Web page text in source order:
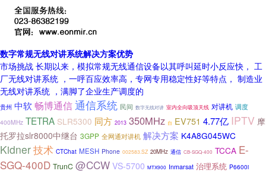
数字常规无线对讲系统解决方案优势
市场挑战 长期以来，模拟常规无线通信设备以其呼叫延时小反应快， 工
厂无线对讲系统 ，一呼百应效率高，专网专用稳定性好等特点， 制造业
无线对讲系统 ，满脚了企业生产调度的
贵州 中软畅博通信通信系统 民间 数字无线对讲 室内全向吸顶天线 对讲机 调度
400MHz TETRA SLR5300 同方 2013 350MHz 自 EV751 4.77亿 IPTV 摩
托罗拉slr8000中继台 3GPP 全网通对讲机 解决方案 K4A8G045WC
Kidner技术 CTChat MESH Phone 002583.SZ 20MHz 通信 CB-SGQ-400 TCCA E-
SGQ-400D TrunC @CCW VS-5700 MTX900 Inmarsat 治理系统 P6600i